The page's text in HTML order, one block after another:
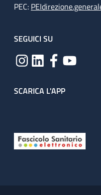
PEC:
SEGUICI SU
SCARICA L'APP